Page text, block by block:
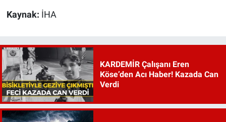
Kaynak: İHA
KARDEMİR Çalışanı Eren
Köse’den Acı Haber! Kazada Can
Verdi